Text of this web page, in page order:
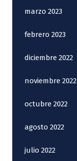
marzo 2023
febrero 2023
diciembre 2022
noviembre 2022
octubre 2022
agosto 2022
julio 2022